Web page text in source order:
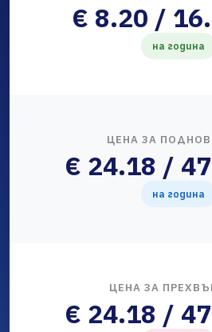
€ 8.20 /
на година
ЦЕНА ЗА
€ 24.18 /
на година
ЦЕНА ЗА
€ 24.18 /